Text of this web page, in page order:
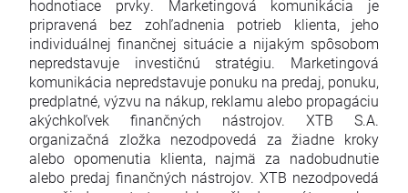
hodnotiace prvky. Marketingová komunikácia je
pripravená bez zohľadnenia potrieb klienta, jeho
individuálnej finančnej situácie a nijakým spôsobom
nepredstavuje investičnú stratégiu. Marketingová
komunikácia nepredstavuje ponuku na predaj, ponuku,
predplatné, výzvu na nákup, reklamu alebo propagáciu
akýchkoľvek finančných nástrojov. XTB S.A.
organizačná zložka nezodpovedá za žiadne kroky
alebo opomenutia klienta, najmä za nadobudnutie
alebo predaj finančných nástrojov. XTB nezodpovedá